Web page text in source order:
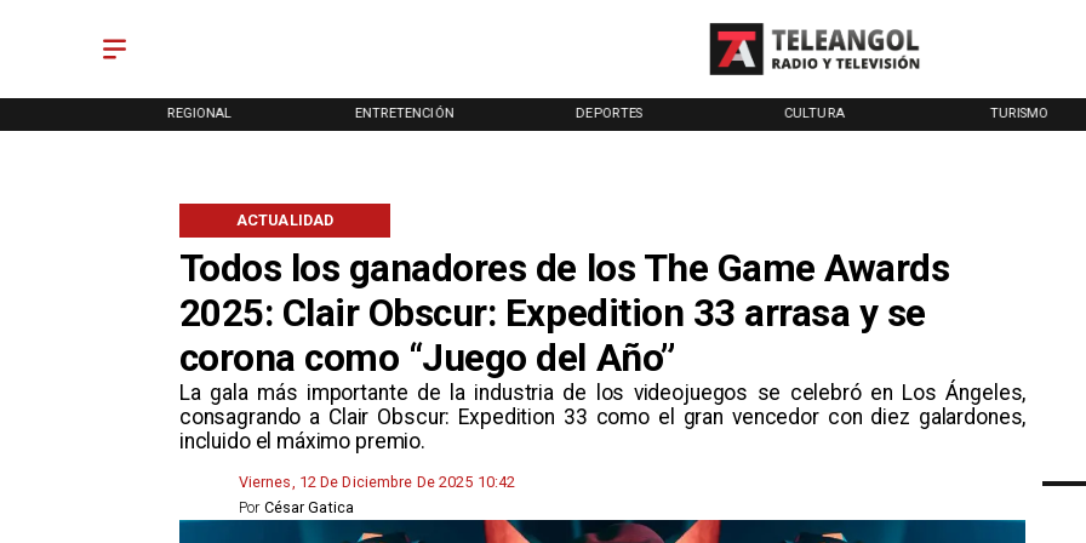
REGIONAL ENTRETENCIÓN DEPORTES CULTURA TURISMO
Todos los ganadores de los The Game Awards
2025: Clair Obscur: Expedition 33 arrasa y se
corona como “Juego del Año”
​La gala más importante de la industria de los videojuegos se celebró en Los Ángeles,
consagrando a Clair Obscur: Expedition 33 como el gran vencedor con diez galardones,
incluido el máximo premio.
ACTUALIDAD
Viernes, 12 De Diciembre De 2025 10:42
César Gatica
Por